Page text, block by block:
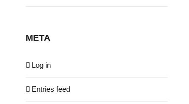
META
Log in
Entries feed